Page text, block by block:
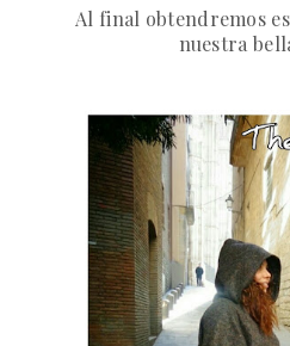
Al final obtendremos
nuestra